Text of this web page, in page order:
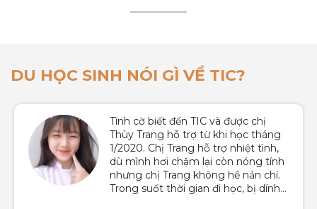
DU HỌC SINH NÓI GÌ VỀ TIC?
Tình cờ biết đến TIC và được chị
Thùy Trang hỗ trợ từ khi học tháng
1/2020. Chị Trang hỗ trợ nhiệt tình,
dù mình hơi chậm lại còn nóng tính
nhưng chị Trang không hề nản chí.
Trong suốt thời gian đi học, bị dính